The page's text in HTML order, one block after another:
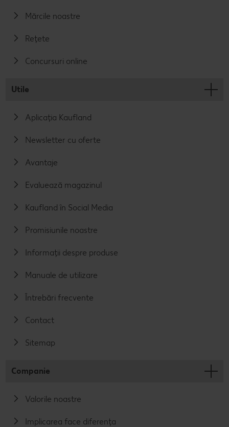
Mărcile noastre
Rețete
Concursuri online
Utile
Aplicația Kaufland
Newsletter cu oferte
Avantaje
Evaluează magazinul
Kaufland în Social Media
Promisiunile noastre
Informații despre produse
Manuale de utilizare
Întrebări frecvente
Contact
Sitemap
Companie
Valorile noastre
Implicarea face diferența